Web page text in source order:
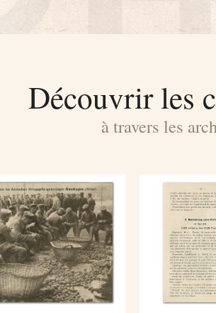
Découvrir les
à travers les